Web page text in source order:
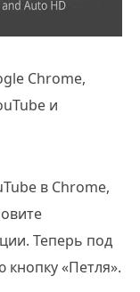
Chrome,
и
в Chrome,
Теперь под
«Петля».